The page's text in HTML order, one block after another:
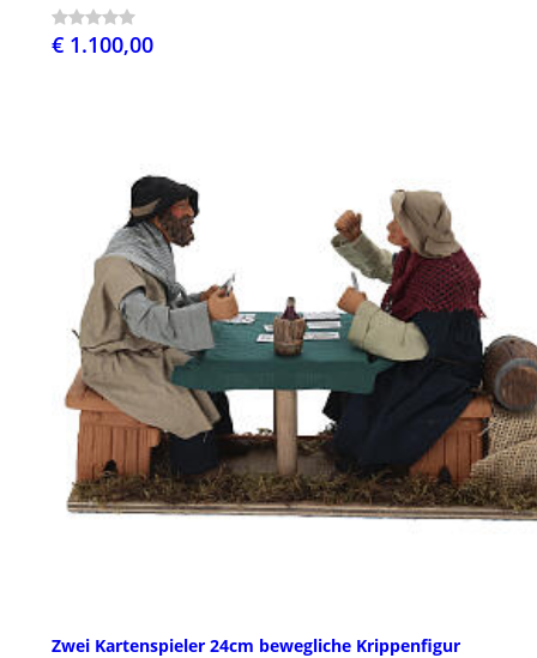
€ 1.100,00
Zwei Kartenspieler 24cm bewegliche Krippenfigur